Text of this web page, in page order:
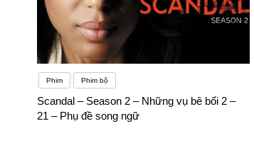
Phim Phim bộ
Scandal – Season 2 – Những vụ bê bối 2 –
21 – Phụ đề song ngữ